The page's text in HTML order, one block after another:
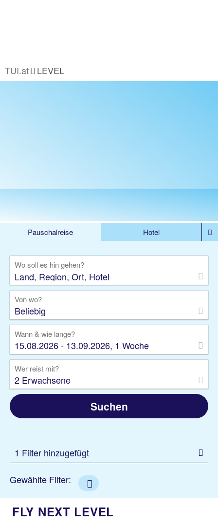
TUI.at LEVEL
Pauschalreise
Hotel
Rundreise
Kreuzfahrt
Gruppenreise
Camper Privattransfer
Wo soll es hin gehen?
Von wo?
Beliebig
Wann & wie lange?
15.08.2026 - 13.09.2026, 1 Woche
Wer reist mit?
2 Erwachsene
Suchen
1 Filter hinzugefügt
Gewählte Filter:
FLY NEXT LEVEL